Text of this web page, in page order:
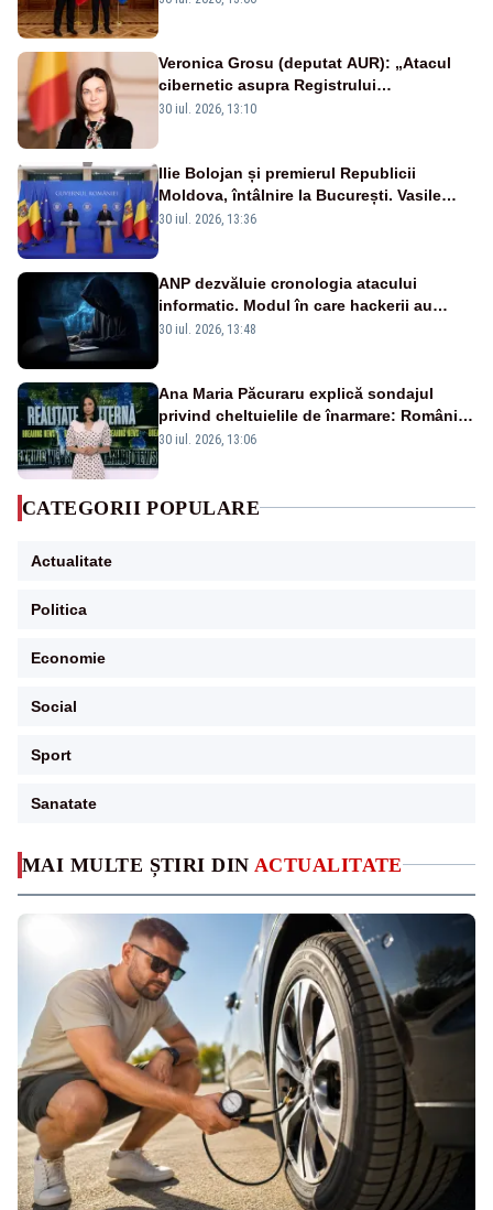
MAI MULTE ȘTIRI DIN ACTUALITATE
Veronica Grosu (deputat AUR): „Atacul
cibernetic asupra Registrului
Proprietăților transmite un semnal de
30 iul. 2026, 13:10
Ilie Bolojan și premierul Republicii
Moldova, întâlnire la București. Vasile
Tofan, primit cu onoruri militare
30 iul. 2026, 13:36
ANP dezvăluie cronologia atacului
informatic. Modul în care hackerii au
pătruns în rețea rămâne necunoscut
30 iul. 2026, 13:48
Ana Maria Păcuraru explică sondajul
privind cheltuielile de înarmare: Românii
cer transparență în achiziții și un echilibru
30 iul. 2026, 13:06
CATEGORII POPULARE
Actualitate
Politica
Economie
Social
Sport
Sanatate